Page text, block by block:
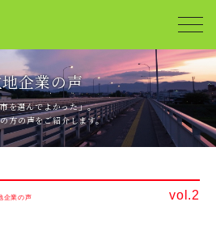
企業の声
を選んでよかった」。
方の声をご紹介します。
企業の声 vol.2